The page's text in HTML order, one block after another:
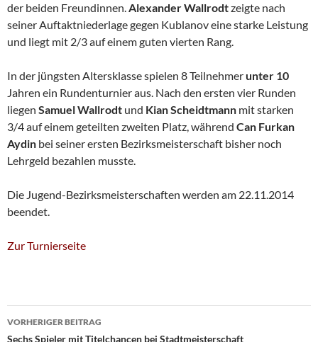
der beiden Freundinnen.Alexander Wallrodtzeigte nach
seiner Auftaktniederlage gegen Kublanov eine starke Leistung
und liegt mit 2/3 auf einem guten vierten Rang.
In der jüngsten Altersklasse spielen 8 Teilnehmerunter 10
Jahren ein Rundenturnier aus. Nach den ersten vier Runden
liegen Samuel Wallrodt und Kian Scheidtmann mit starken
3/4 auf einem geteilten zweiten Platz, während Can Furkan
Aydin bei seiner ersten Bezirksmeisterschaft bisher noch
Lehrgeld bezahlen musste.
Die Jugend-Bezirksmeisterschaften werden am 22.11.2014
beendet.
Zur Turnierseite
Beitragsnavigation
VORHERIGER BEITRAG
Sechs Spieler mit Titelchancen bei Stadtmeisterschaft